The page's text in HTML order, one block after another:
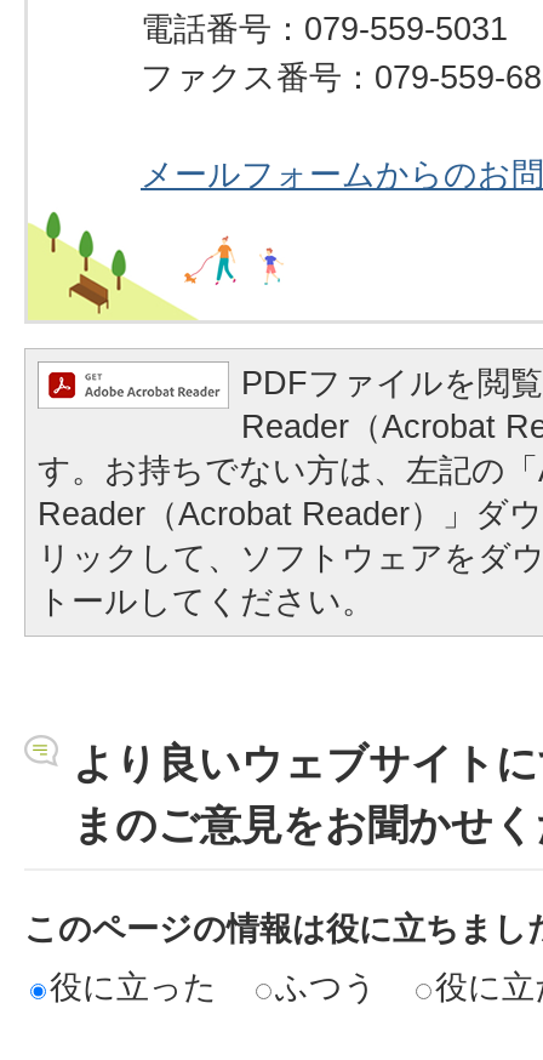
電話番号：079-559-5031
ファクス番号：079-559-
メールフォームからのお
PDFファイルを閲
Reader（Acrobat
す。お持ちでない方は、左記の
Reader（Acrobat Reader）」ダ
リックして、ソフトウェアをダ
トールしてください。
より良いウェブサイト
まのご意見をお聞かせ
このページの情報は役に立ちまし
役に立った
ふつう 役に